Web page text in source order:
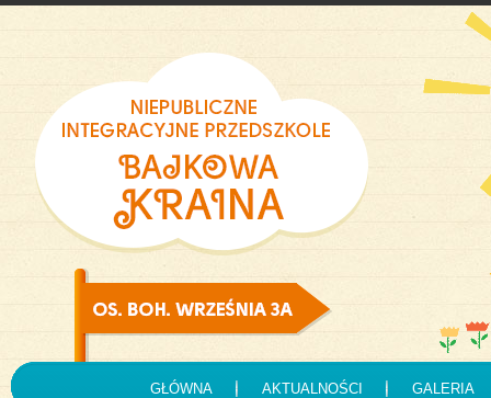
GŁÓWNA AKTUALNOŚCI GALERIA